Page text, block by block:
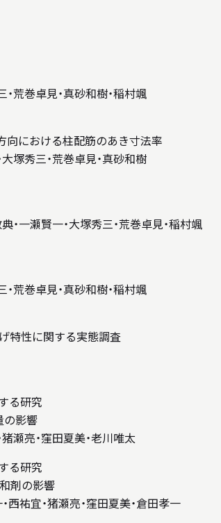
荒巻卓見・真砂和樹・稲村颯
向における柱配筋のあき寸法率
塚秀三・荒巻卓見・真砂和樹
一瀬賢一・大塚秀三・荒巻卓見・稲村颯
荒巻卓見・真砂和樹・稲村颯
特性に関する実態調査
る研究
影響
瀬亮・窪田夏美・老川唯太
る研究
剤の影響
祐宜・猪瀬亮・窪田夏美・倉田孝一